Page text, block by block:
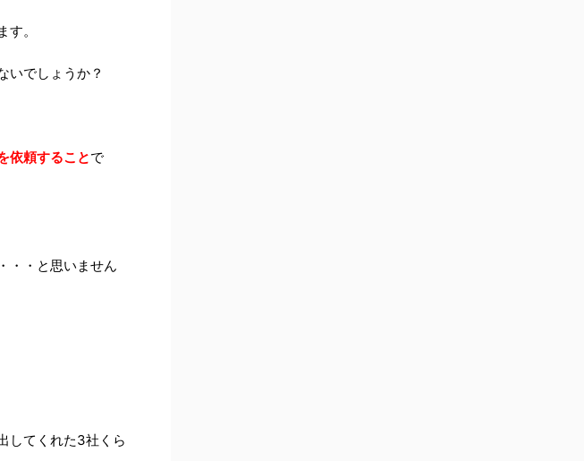
。
いでしょうか？
依頼することで
・・と思いません
してくれた3社くら